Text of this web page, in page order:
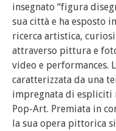
insegnato “figura
sua città e ha esposto
ricerca artistica,
attraverso pittura e
video e performances.
caratterizzata da una
impregnata di espliciti
Pop-Art. Premiata in
la sua opera pittorica